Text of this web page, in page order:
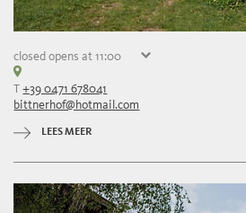
closed opens at 11:00
vrijdag
zaterdag
zondag
11:00 - 18:00
maandag
woensdag
gesloten
donderdag
11:00 - 18:00
T+39 0471 678041
bittnerhof@hotmail.com
LEES MEER